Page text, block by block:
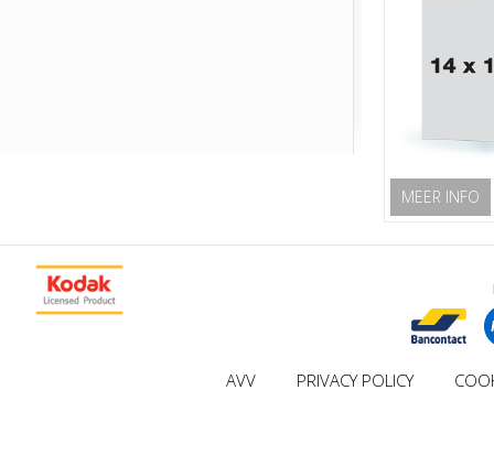
MEER INFO
AVV PRIVACY POLICY